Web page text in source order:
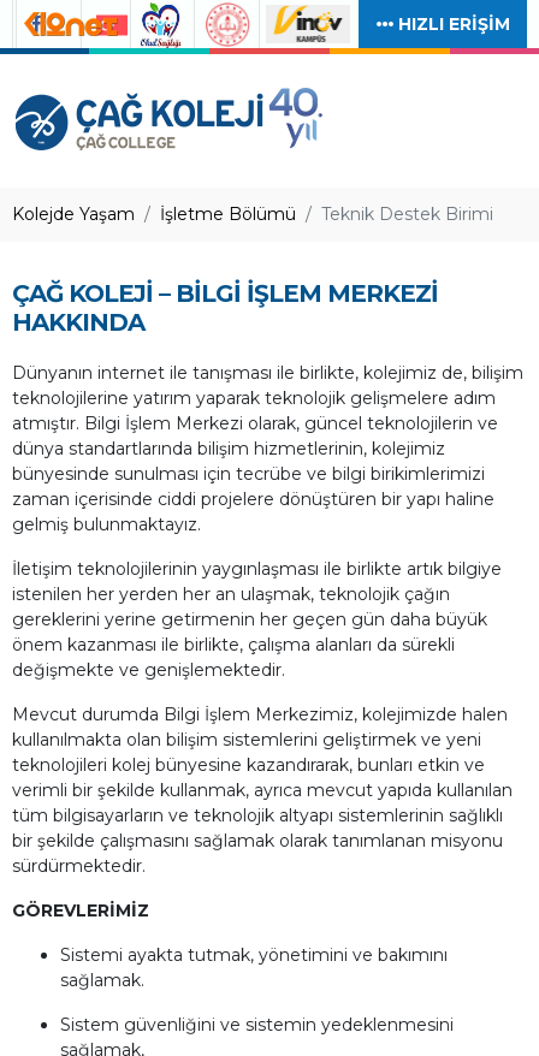
HIZLI ERİŞİM
Kolejde Yaşam İşletme Bölümü Teknik Destek Birimi
ÇAĞ KOLEJİ – BİLGİ İŞLEM MERKEZİ
HAKKINDA
Dünyanın internet ile tanışması ile birlikte, kolejimiz de, bilişim
teknolojilerine yatırım yaparak teknolojik gelişmelere adım
atmıştır. Bilgi İşlem Merkezi olarak, güncel teknolojilerin ve
dünya standartlarında bilişim hizmetlerinin, kolejimiz
bünyesinde sunulması için tecrübe ve bilgi birikimlerimizi
zaman içerisinde ciddi projelere dönüştüren bir yapı haline
gelmiş bulunmaktayız.
İletişim teknolojilerinin yaygınlaşması ile birlikte artık bilgiye
istenilen her yerden her an ulaşmak, teknolojik çağın
gereklerini yerine getirmenin her geçen gün daha büyük
önem kazanması ile birlikte, çalışma alanları da sürekli
değişmekte ve genişlemektedir.
Mevcut durumda Bilgi İşlem Merkezimiz, kolejimizde halen
kullanılmakta olan bilişim sistemlerini geliştirmek ve yeni
teknolojileri kolej bünyesine kazandırarak, bunları etkin ve
verimli bir şekilde kullanmak, ayrıca mevcut yapıda kullanılan
tüm bilgisayarların ve teknolojik altyapı sistemlerinin sağlıklı
bir şekilde çalışmasını sağlamak olarak tanımlanan misyonu
sürdürmektedir.
GÖREVLERİMİZ
Sistemi ayakta tutmak, yönetimini ve bakımını
sağlamak.
Sistem güvenliğini ve sistemin yedeklenmesini
sağlamak,